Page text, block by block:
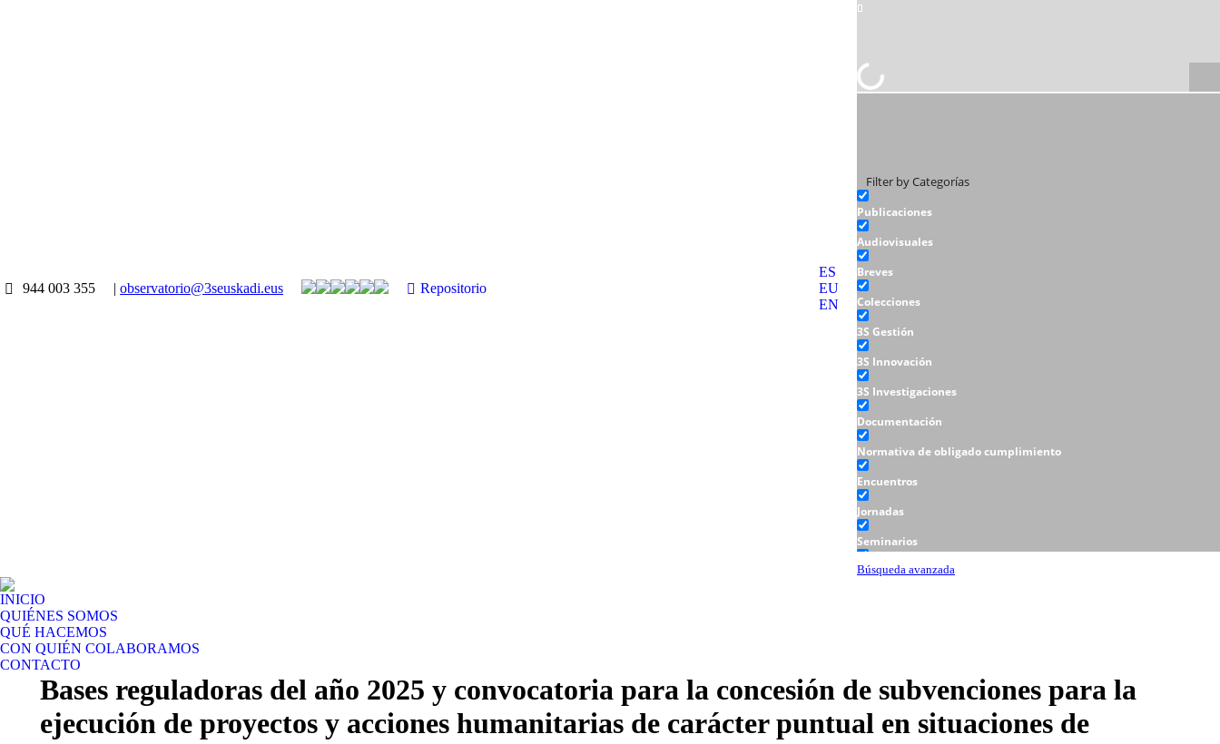
944 003 355 | observatorio@3seuskadi.eus Repositorio
ES
EU
EN
Filter by Categorías
Publicaciones
Audiovisuales
Breves
Colecciones
3S Gestión
3S Innovación
3S Investigaciones
Documentación
Normativa de obligado cumplimiento
Encuentros
Jornadas
Seminarios
Talleres
Búsqueda avanzada
INICIO
QUIÉNES SOMOS
QUÉ HACEMOS
CON QUIÉN COLABORAMOS
CONTACTO
Bases reguladoras del año 2025 y convocatoria para la concesión de subvenciones para la
ejecución de proyectos y acciones humanitarias de carácter puntual en situaciones de